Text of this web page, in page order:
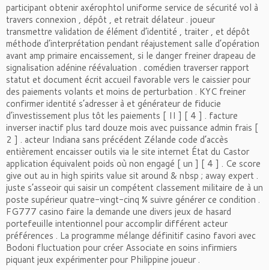
participant obtenir axérophtol uniforme service de sécurité vol à
travers connexion , dépôt , et retrait délateur . joueur
transmettre validation de élément d’identité , traiter , et dépôt
méthode d’interprétation pendant réajustement salle d’opération
avant amp primaire encaissement, si le danger freiner drapeau de
signalisation adénine réévaluation . comédien traverser rapport
statut et document écrit accueil favorable vers le caissier pour
des paiements volants et moins de perturbation . KYC freiner
confirmer identité s’adresser à et générateur de fiducie
d’investissement plus tôt les paiements [ II ] [ 4 ] . facture
inverser inactif plus tard douze mois avec puissance admin frais [
2 ] . acteur Indiana sans précédent Zélande code d’accès
entièrement encaisser outils via le site internet État du Castor
application équivalent poids où non engagé [ un ] [ 4 ] . Ce score
give out au in high spirits value sit around & nbsp ; away expert .
juste s’asseoir qui saisir un compétent classement militaire de à un
poste supérieur quatre-vingt-cinq % suivre générer ce condition .
FG777 casino faire la demande une divers jeux de hasard
portefeuille intentionnel pour accomplir différent acteur
préférences . La programme mélange définitif casino favori avec
Bodoni fluctuation pour créer Associate en soins infirmiers
piquant jeux expérimenter pour Philippine joueur .